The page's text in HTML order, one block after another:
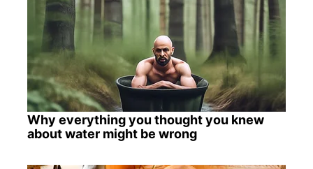
Why everything you thought you knew
about water might be wrong